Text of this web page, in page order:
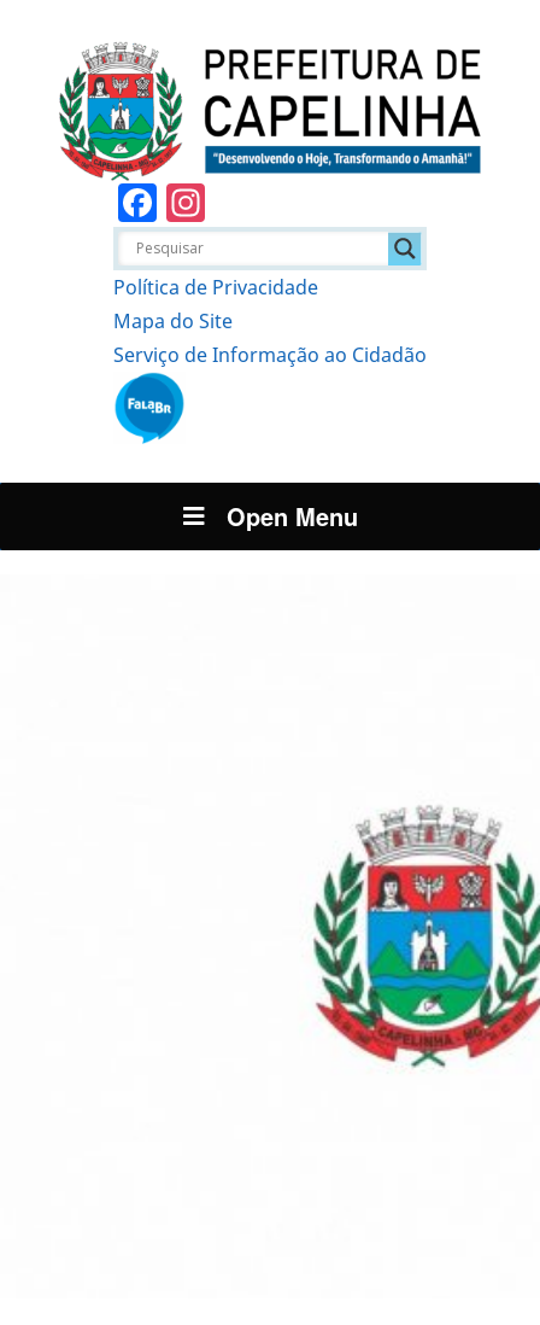
Facebook
Política de Privacidade
Mapa do Site
Serviço de Informação ao Cidadão
Open Menu